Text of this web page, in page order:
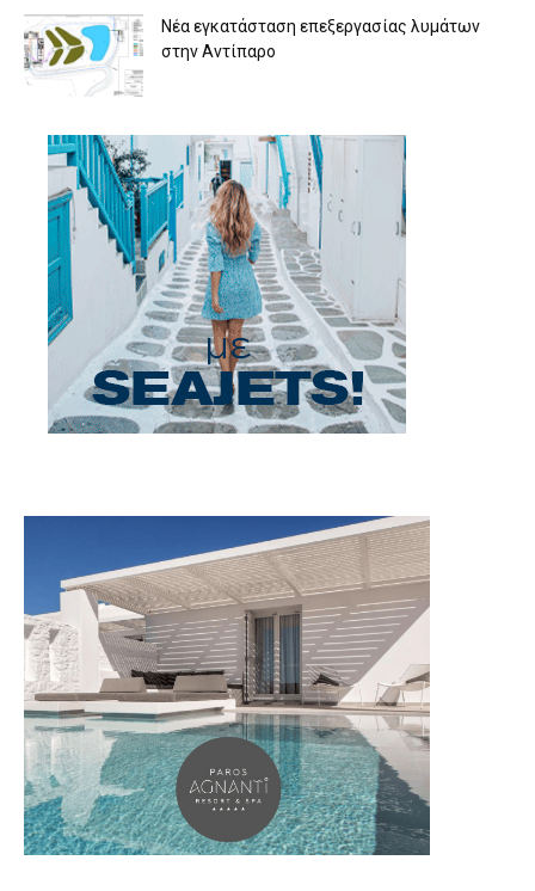
Νέα εγκατάσταση επεξεργασίας λυμάτων
στην Αντίπαρο